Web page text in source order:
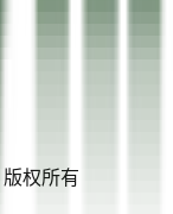
版权所有